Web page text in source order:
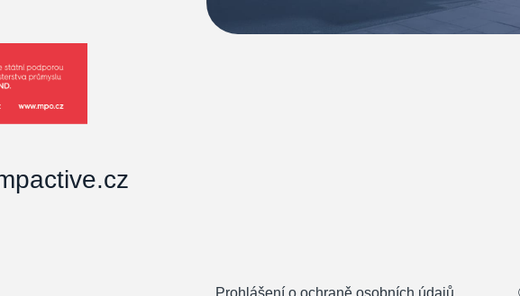
Prohlášení o ochraně osobních údajů